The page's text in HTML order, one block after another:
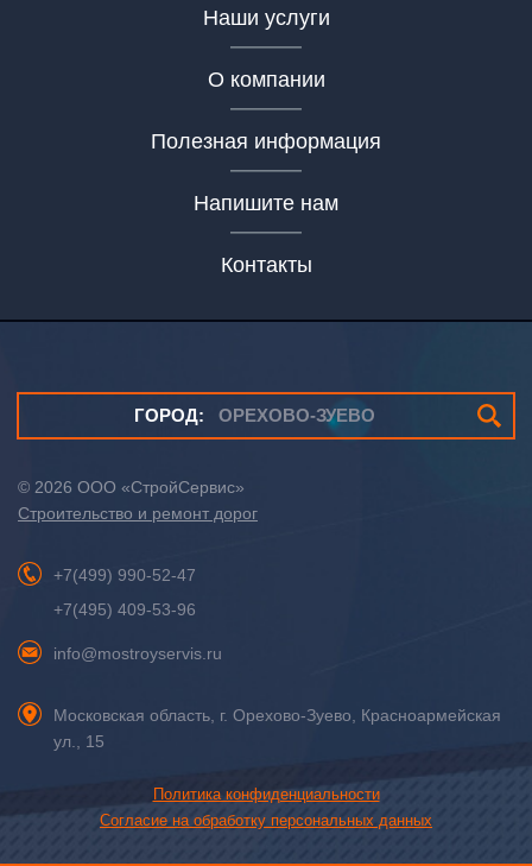
Наши услуги
О компании
Полезная информация
Напишите нам
Контакты
ГОРОД: ОРЕХОВО-ЗУЕВО
© 2026 ООО «СтройСервис»
Строительство и ремонт дорог
+7(499) 990-52-47
+7(495) 409-53-96
info@mostroyservis.ru
Московская область, г. Орехово-Зуево
Красноармейская
ул., 15
Политика конфиденциальности
Согласие на обработку персональных данных